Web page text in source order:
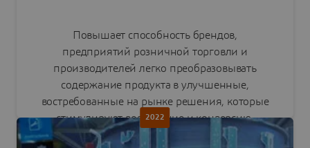
Повышает способность брендов,
предприятий розничной торговли и
производителей легко преобразовывать
содержание продукта в улучшенные,
востребованные на рынке решения, которые
стимулируют вовлечение и конверсию.
Интегрировано в портфель Centric Software.
2022